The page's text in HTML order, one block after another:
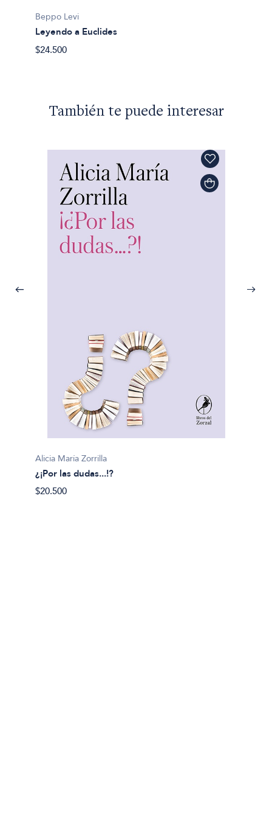
Beppo Levi
Leyendo a Euclides
$24.500
También te puede interesar
Alicia María Zorrilla
¿¡Por las dudas...!?
$20.500